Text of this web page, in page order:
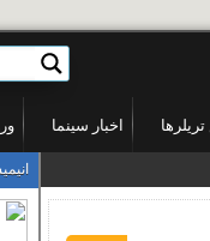
اخبار سینما |
انیمیشن